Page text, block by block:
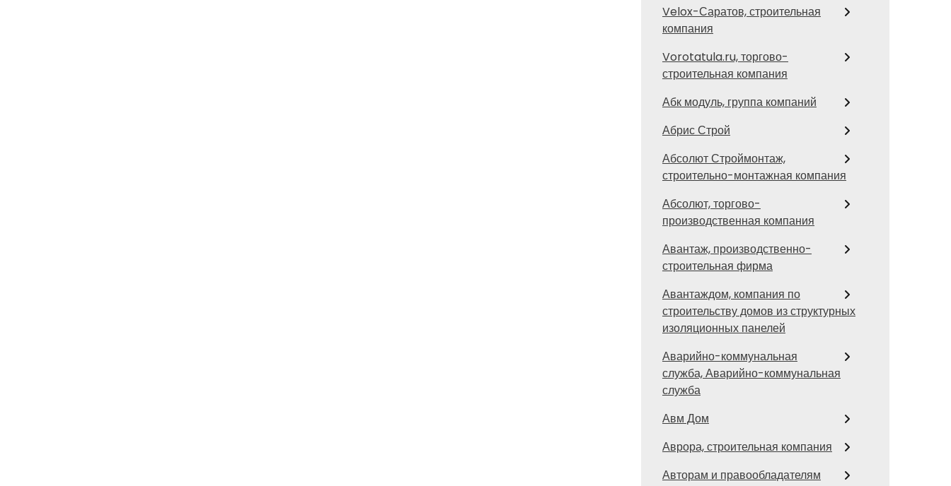
Velox-Саратов, строительная
компания
Vorotatula.ru, торгово-
строительная компания
Абк модуль, группа компаний
Абрис Строй
Абсолют Строймонтаж,
строительно-монтажная компания
Абсолют, торгово-
производственная компания
Авантаж, производственно-
строительная фирма
Авантаждом, компания по
строительству домов из структурных
изоляционных панелей
Аварийно-коммунальная
служба, Аварийно-коммунальная
служба
Авм Дом
Аврора, строительная компания
Авторам и правообладателям